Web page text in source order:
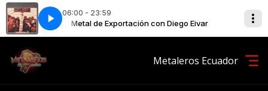
06:00 - 23:59
Eivar Metal de Exportación con Diego Eivar
Ilegales - La chica del club de golf
Metaleros Ecuador